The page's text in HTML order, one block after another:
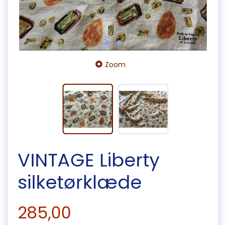
Zoom
VINTAGE Liberty
silketørklæde
285,00